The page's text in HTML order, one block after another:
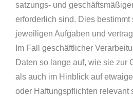
satzungs- und
erforderlich sind. Dies
jeweiligen Aufgaben und
Im Fall geschäftlicher
Daten so lange auf, wie sie zur
als auch im Hinblick auf
oder Haftungspflichten relevant